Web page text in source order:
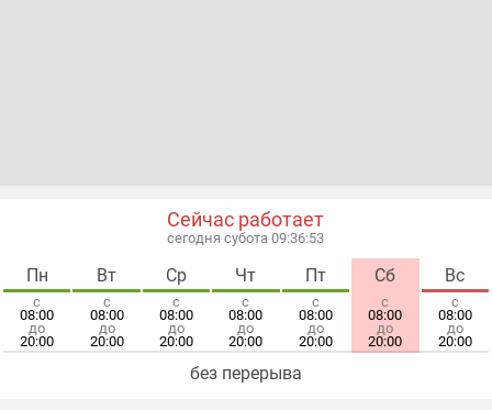
Сейчас работает
сегодня субота 09:36:53
Пн
с
08:00
до
20:00
Вт
с
08:00
до
20:00
Ср
с
08:00
до
20:00
Чт
с
08:00
до
20:00
Пт
с
08:00
до
20:00
Сб
с
08:00
до
20:00
Вс
с
08:00
до
20:00
без перерыва